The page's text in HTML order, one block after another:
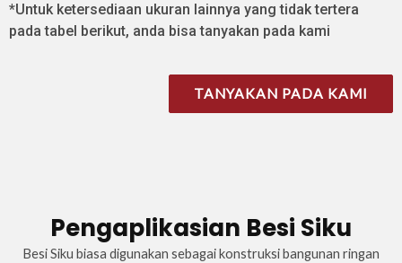
*Untuk ketersediaan ukuran lainnya yang tidak tertera
pada tabel berikut, anda bisa tanyakan pada kami
TANYAKAN PADA KAMI
Pengaplikasian Besi Siku
Besi Siku biasa digunakan sebagai konstruksi bangunan ringan